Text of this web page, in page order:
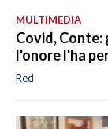
MULTIMEDIA
Covid, Conte:
l'onore l'ha
Red